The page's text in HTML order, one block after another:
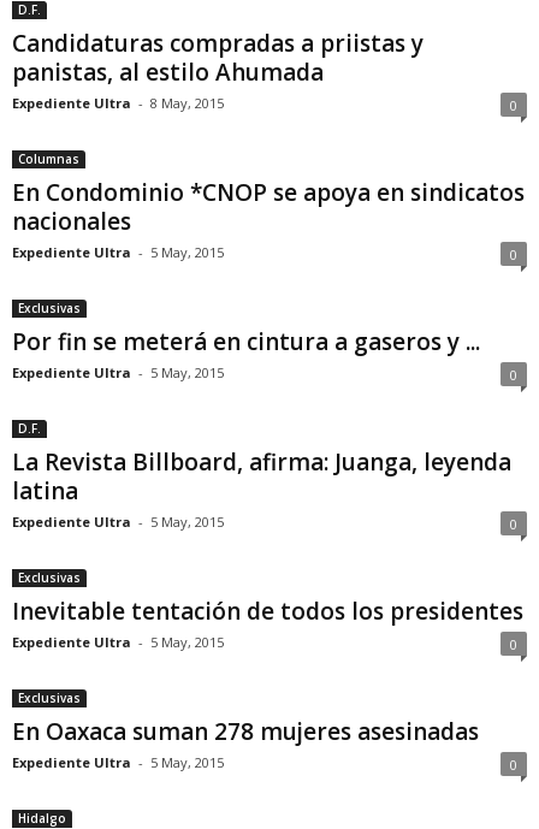
D.F.
Candidaturas compradas a priistas y
panistas, al estilo Ahumada
Expediente Ultra - 8 May, 2015 0
Columnas
En Condominio *CNOP se apoya en sindicatos
nacionales
Expediente Ultra - 5 May, 2015 0
Exclusivas
Por fin se meterá en cintura a gaseros y ...
Expediente Ultra - 5 May, 2015 0
D.F.
La Revista Billboard, afirma: Juanga, leyenda
latina
Expediente Ultra - 5 May, 2015 0
Exclusivas
Inevitable tentación de todos los presidentes
Expediente Ultra - 5 May, 2015 0
Exclusivas
En Oaxaca suman 278 mujeres asesinadas
Expediente Ultra - 5 May, 2015 0
Hidalgo